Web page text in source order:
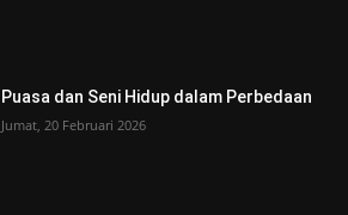
Puasa dan Seni Hidup dalam Perbedaan
Jumat, 20 Februari 2026